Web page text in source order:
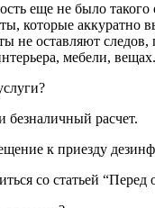
еще не было такого
которые аккуратно
не оставляют следов,
мебели, вещах.
расчет.
к приезду
со статьей “Перед